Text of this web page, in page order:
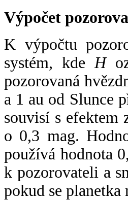
Výpočet
K výpočtu
systém, kde H
pozorovaná
a 1 au od Slunce
souvisí s efektem
o 0,3 mag.
používá hodnota
k pozorovateli a
pokud se